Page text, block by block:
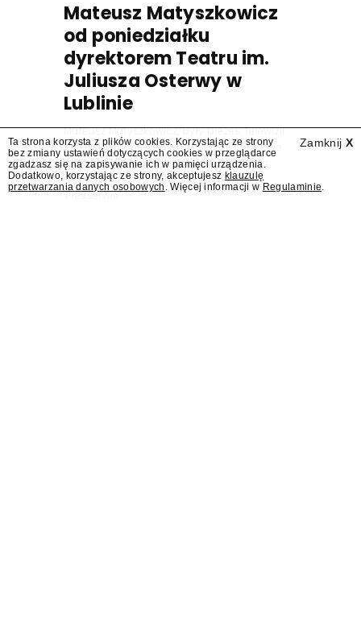
Mateusz Matyszkowicz
od poniedziałku
dyrektorem Teatru im.
Juliusza Osterwy w
Lublinie
Mateusz Matyszkowicz, były prezes Telewizji
Polskiej, w poniedziałek 10 sierpnia obejmie
stanowisko dyrektora Teatru im. Juliusza
Osterwy w Lublinie – dowiedział się
"Presserwis".
Zamknij X
Ta strona korzysta z plików cookies. Korzystając ze strony
bez zmiany ustawień dotyczących cookies w przeglądarce
zgadzasz się na zapisywanie ich w pamięci urządzenia.
Dodatkowo, korzystając ze strony, akceptujesz klauzulę
przetwarzania danych osobowych . Więcej informacji w Regulaminie.